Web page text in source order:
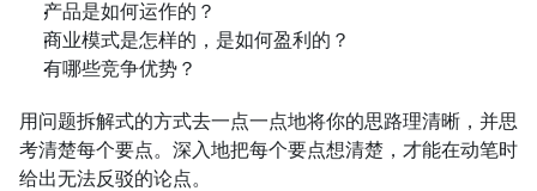
产品是如何运作的？
商业模式是怎样的，是如何盈利的？
有哪些竞争优势？
用问题拆解式的方式去一点一点地将你的思路理清晰，并思
考清楚每个要点。深入地把每个要点想清楚，才能在动笔时
给出无法反驳的论点。